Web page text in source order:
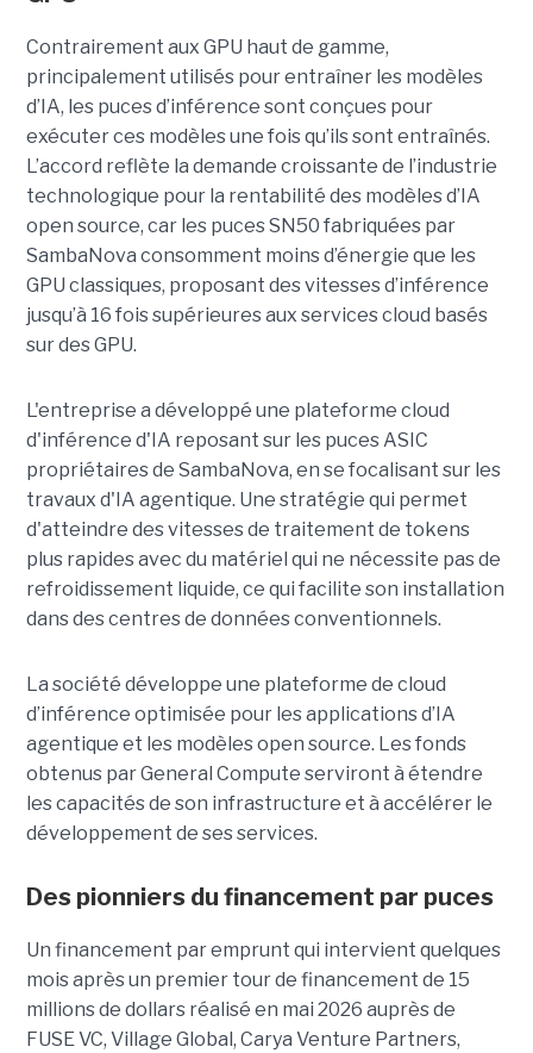
Contrairement aux GPU haut de gamme,
principalement utilisés pour entraîner les modèles
d’IA, les puces d’inférence sont conçues pour
exécuter ces modèles une fois qu’ils sont entraînés.
L’accord reflète la demande croissante de l’industrie
technologique pour la rentabilité des modèles d’IA
open source, car les puces SN50 fabriquées par
SambaNova consomment moins d’énergie que les
GPU classiques, proposant des vitesses d’inférence
jusqu’à 16 fois supérieures aux services cloud basés
sur des GPU.
L'entreprise a développé une plateforme cloud
d'inférence d'IA reposant sur les puces ASIC
propriétaires de SambaNova, en se focalisant sur les
travaux d'IA agentique. Une stratégie qui permet
d'atteindre des vitesses de traitement de tokens
plus rapides avec du matériel qui ne nécessite pas de
refroidissement liquide, ce qui facilite son installation
dans des centres de données conventionnels.
La société développe une plateforme de cloud
d’inférence optimisée pour les applications d’IA
agentique et les modèles open source. Les fonds
obtenus par General Compute serviront à étendre
les capacités de son infrastructure et à accélérer le
développement de ses services.
Des pionniers du financement par puces
Un financement par emprunt qui intervient quelques
mois après un premier tour de financement de 15
millions de dollars réalisé en mai 2026 auprès de
FUSE VC, Village Global, Carya Venture Partners,